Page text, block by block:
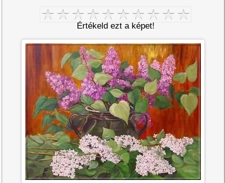
Értékeld ezt a képet!